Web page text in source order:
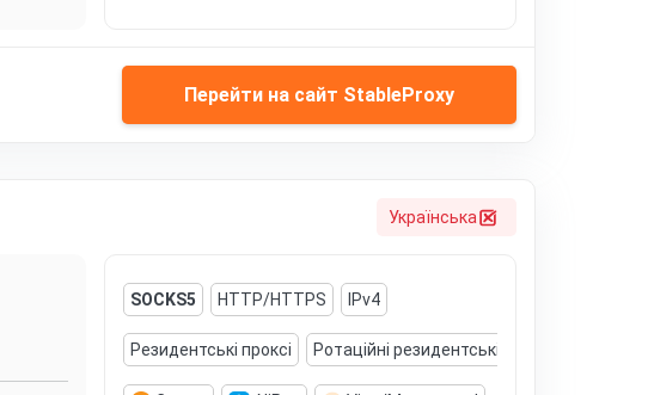
Перейти на сайт StableProxy
Українська
SOCKS5 HTTP/HTTPS IPv4
Резидентські проксі Ротаційні резидентські проксі